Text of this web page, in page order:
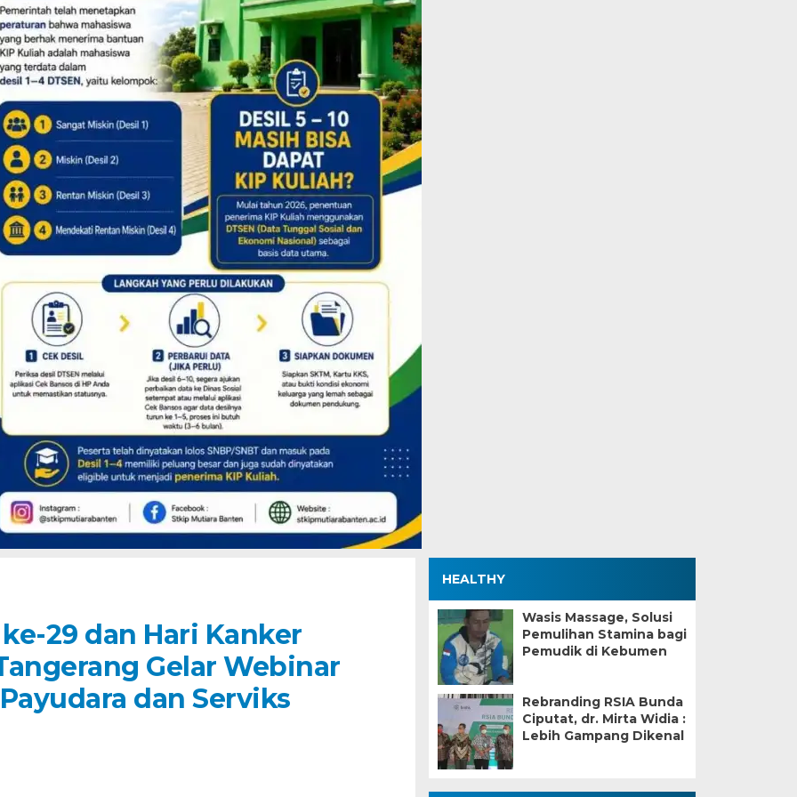
29 dan Hari Kanker
Gelar Webinar
dan Serviks
HEALTHY
Wasis Massage, Solusi
Pemulihan Stamina bagi
Pemudik di Kebumen
Rebranding RSIA Bunda
Ciputat, dr. Mirta Widia :
Lebih Gampang Dikenal